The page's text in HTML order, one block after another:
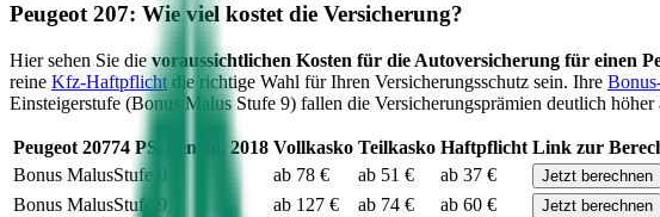
Peugeot 207: Wie viel kostet die Versicherung?
Hier sehen Sie die voraussichtlichen Kosten für die Autoversicherung für einen
reine Kfz-Haftpflicht die richtige Wahl für Ihren Versicherungsschutz sein. Ihre
Einsteigerstufe (Bonus Malus Stufe 9) fallen die Versicherungsprämien deutlich höher
Peugeot 20774 PS, benzin 2018 Vollkasko Teilkasko Haftpflicht Link zur
Bonus MalusStufe 0 ab 78 € ab 51 € ab 37 € Jetzt berechnen
Bonus MalusStufe 9 ab 127 € ab 74 € ab 60 € Jetzt berechnen